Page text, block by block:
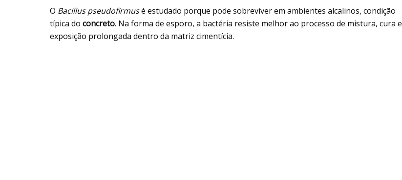
O Bacillus pseudofirmusé estudado porque pode sobreviver em ambientes alcalinos, condição
típica do concreto. Na forma de esporo, a bactéria resiste melhor ao processo de mistura, cura e
exposição prolongada dentro da matriz cimentícia.